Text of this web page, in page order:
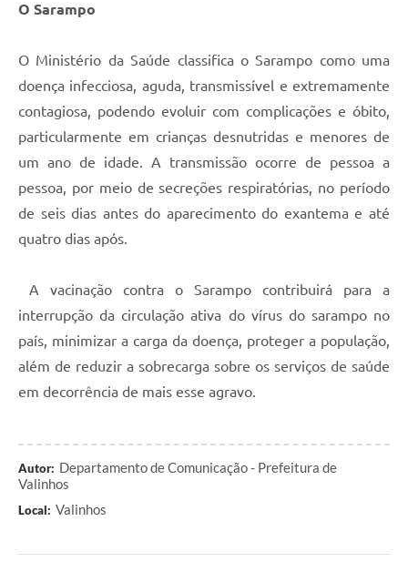
Contato
O Sarampo
O Ministério da Saúde classifica o Sarampo como uma
doença infecciosa, aguda, transmissível e extremamente
contagiosa, podendo evoluir com complicações e óbito,
particularmente em crianças desnutridas e menores de
um ano de idade. A transmissão ocorre de pessoa a
pessoa, por meio de secreções respiratórias, no período
de seis dias antes do aparecimento do exantema e até
quatro dias após.
A vacinação contra o Sarampo contribuirá para a
interrupção da circulação ativa do vírus do sarampo no
país, minimizar a carga da doença, proteger a população,
além de reduzir a sobrecarga sobre os serviços de saúde
em decorrência de mais esse agravo.
Autor: Departamento de Comunicação - Prefeitura de
Valinhos
Local: Valinhos